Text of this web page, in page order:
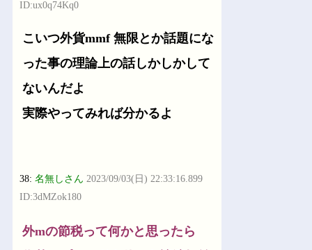
ID:ux0q74Kq0
こいつ外貨mmf 無限とか話題にな
った事の理論上の話しかしかして
ないんだよ
実際やってみれば分かるよ
38:名無しさん 2023/09/03(日) 22:33:16.899
ID:3dMZok180
外mの節税って何かと思ったら